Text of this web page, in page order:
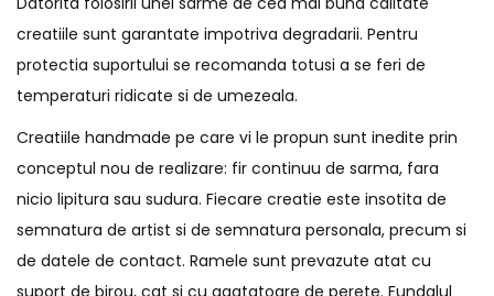
creatiile sunt garantate impotriva degradarii. Pentru
protectia suportului se recomanda totusi a se feri de
temperaturi ridicate si de umezeala.
Creatiile handmade pe care vi le propun sunt inedite prin
conceptul nou de realizare: fir continuu de sarma, fara
nicio lipitura sau sudura. Fiecare creatie este insotita de
semnatura de artist si de semnatura personala, precum si
de datele de contact. Ramele sunt prevazute atat cu